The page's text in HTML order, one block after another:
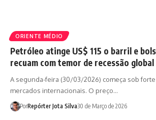
ORIENTE MÉDIO
Petróleo atinge US$ 115 o barril e
recuam com temor de recessão global
A segunda-feira (30/03/2026) começa sob
mercados internacionais. O preço…
PorRepórter Jota Silva30 de Março de 2026